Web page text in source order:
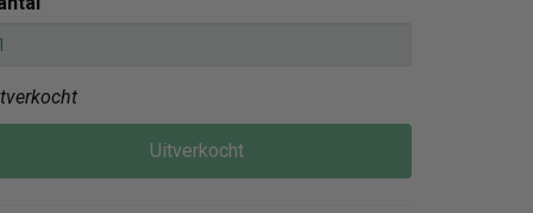
Uitverkocht